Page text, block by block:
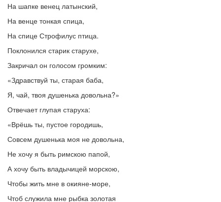
На шапке венец латынский,
На венце тонкая спица,
На спице Строфилус птица.
Поклонился старик старухе,
Закричал он голосом громким:
«Здравствуй ты, старая баба,
Я, чай, твоя душенька довольна?»
Отвечает глупая старуха:
«Врёшь ты, пустое городишь,
Совсем душенька моя не довольна,
Не хочу я быть римскою папой,
А хочу быть владычицей морскою,
Чтобы жить мне в окияне-море,
Чтоб служила мне рыбка золотая